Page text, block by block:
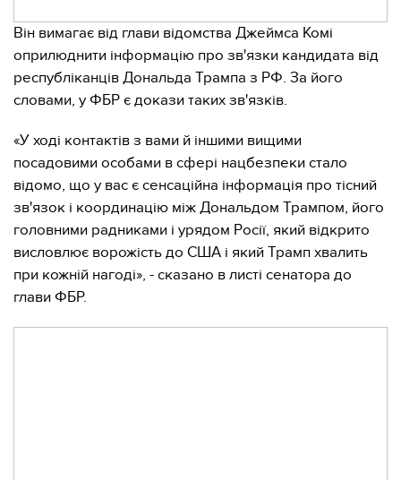
Він вимагає від глави відомства Джеймса Комі
оприлюднити інформацію про зв'язки кандидата від
республіканців Дональда Трампа з РФ. За його
словами, у ФБР є докази таких зв'язків.
«У ході контактів з вами й іншими вищими
посадовими особами в сфері нацбезпеки стало
відомо, що у вас є сенсаційна інформація про тісний
зв'язок і координацію між Дональдом Трампом, його
головними радниками і урядом Росії, який відкрито
висловлює ворожість до США і який Трамп хвалить
при кожній нагоді», - сказано в листі сенатора до
глави ФБР.